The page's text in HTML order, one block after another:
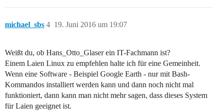
michael_sbs 19. Juni 2016 um 19:07
4
Weißt du, ob Hans_Otto_Glaser ein IT-Fachmann ist?
Einem Laien Linux zu empfehlen halte ich für eine Gemeinheit.
Wenn eine Software - Beispiel Google Earth - nur mit Bash-
Kommandos installiert werden kann und dann noch nicht mal
funktioniert, dann kann man nicht mehr sagen, dass dieses System
für Laien geeignet ist.